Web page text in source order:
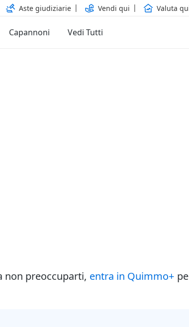
Aste giudiziarie Vendi qui Valuta
Capannoni Vedi Tutti
non preoccuparti, entra in Quimmo+